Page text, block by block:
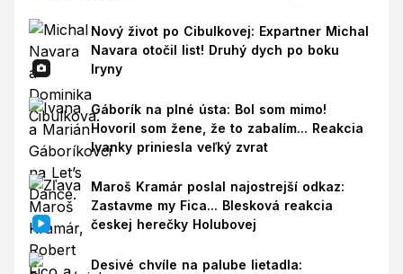
Nový život po Cibulkovej: Expartner Michal
Navara otočil list! Druhý dych po boku
Iryny
Gáborík na plné ústa: Bol som mimo!
Hovoril som žene, že to zabalím... Reakcia
Ivanky priniesla veľký zvrat
Maroš Kramár poslal najostrejší odkaz:
Zastavme my Fica... Blesková reakcia
českej herečky Holubovej
Desivé chvíle na palube lietadla: